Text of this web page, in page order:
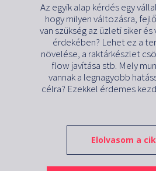
Az egyik alap kérdés egy
hogy milyen változásra,
van szükség az üzleti siker
érdekében? Lehet ez a
növelése, a raktárkészlet
flow javítása stb. Mely
vannak a legnagyobb
célra? Ezekkel érdemes
Elolvasom a